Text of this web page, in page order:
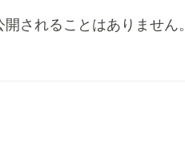
されることはありません。